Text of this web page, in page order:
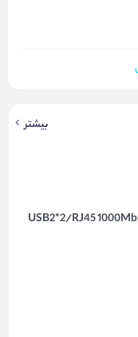
بیشتر
USB2*2/RJ45